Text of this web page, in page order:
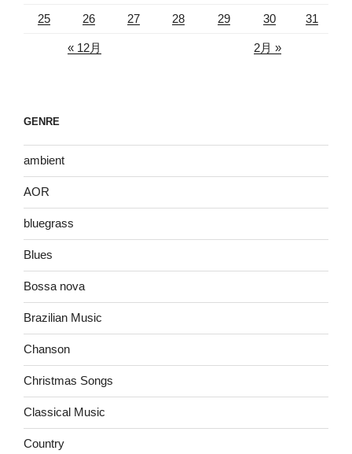
25 26 27 28 29 30 31
« 12月 2月 »
GENRE
ambient
AOR
bluegrass
Blues
Bossa nova
Brazilian Music
Chanson
Christmas Songs
Classical Music
Country